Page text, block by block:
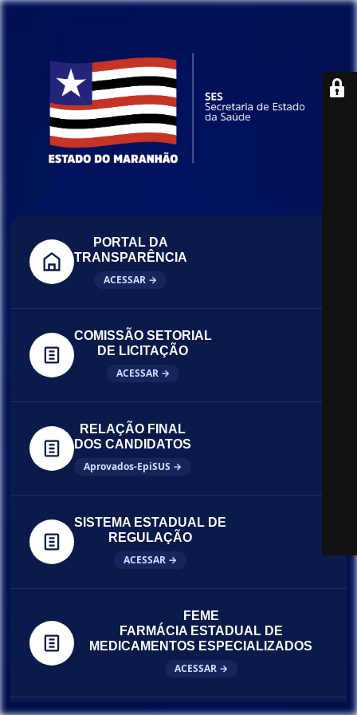
PORTAL DA
TRANSPARÊNCIA
ACESSAR →
COMISSÃO SETORIAL
DE LICITAÇÃO
ACESSAR →
RELAÇÃO FINAL
DOS CANDIDATOS
Aprovados-EpiSUS →
SISTEMA ESTADUAL DE
REGULAÇÃO
ACESSAR →
FEME
FARMÁCIA ESTADUAL DE
MEDICAMENTOS ESPECIALIZADOS
ACESSAR →